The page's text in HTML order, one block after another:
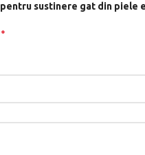
sustinere gat din piele
*